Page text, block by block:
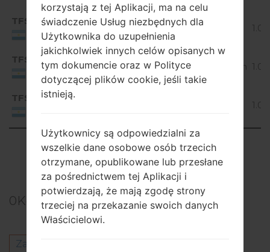
TFS
Argentina
H440AR10a_03.kdz
Android
5.0.x
TFS
Argentina
H440AR10b_00_1122.kdz
Unknown
TFS
Showing 1 to 6 of 6 entries
Previous 1 Next
0Komentarze
Zaloguj się
korzystają z tej Aplikacji, ma na celu
świadczenie Usług niezbędnych dla
Użytkownika do uzupełnienia
jakichkolwiek innych celów opisanych w
tym dokumencie oraz w Polityce
dotyczącej plików cookie, jeśli takie
istnieją.
Użytkownicy są odpowiedzialni za
wszelkie dane osobowe osób trzecich
otrzymane, opublikowane lub przesłane
za pośrednictwem tej Aplikacji i
potwierdzają, że mają zgodę strony
trzeciej na przekazanie swoich danych
Właścicielowi.